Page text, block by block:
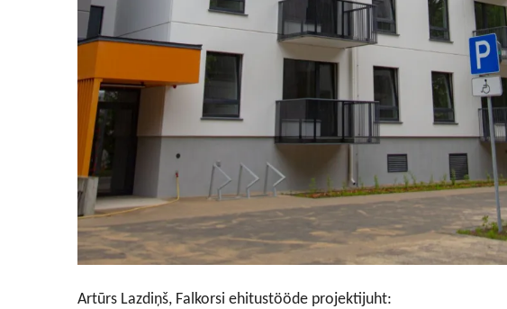
Artūrs Lazdiņš, Falkorsi ehitustööde projektijuht: